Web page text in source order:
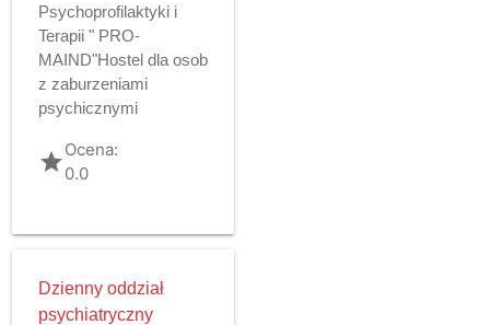
Psychoprofilaktyki i
Terapii " PRO-
MAIND"Hostel dla osob
z zaburzeniami
psychicznymi
gradeOcena:
0.0
Dzienny oddział
psychiatryczny